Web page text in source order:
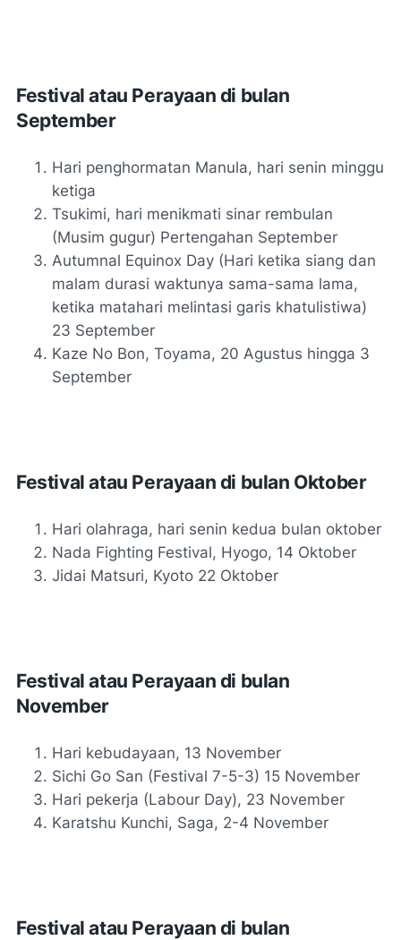
Festival atau Perayaan di bulan
September
Hari penghormatan Manula, hari senin minggu
ketiga
Tsukimi, hari menikmati sinar rembulan
(Musim gugur) Pertengahan September
Autumnal Equinox Day (Hari ketika siang dan
malam durasi waktunya sama-sama lama,
ketika matahari melintasi garis khatulistiwa)
23 September
Kaze No Bon, Toyama, 20 Agustus hingga 3
September
Festival atau Perayaan di bulan Oktober
Hari olahraga, hari senin kedua bulan oktober
Nada Fighting Festival, Hyogo, 14 Oktober
Jidai Matsuri, Kyoto 22 Oktober
Festival atau Perayaan di bulan
November
Hari kebudayaan, 13 November
Sichi Go San (Festival 7-5-3) 15 November
Hari pekerja (Labour Day), 23 November
Karatshu Kunchi, Saga, 2-4 November
Festival atau Perayaan di bulan